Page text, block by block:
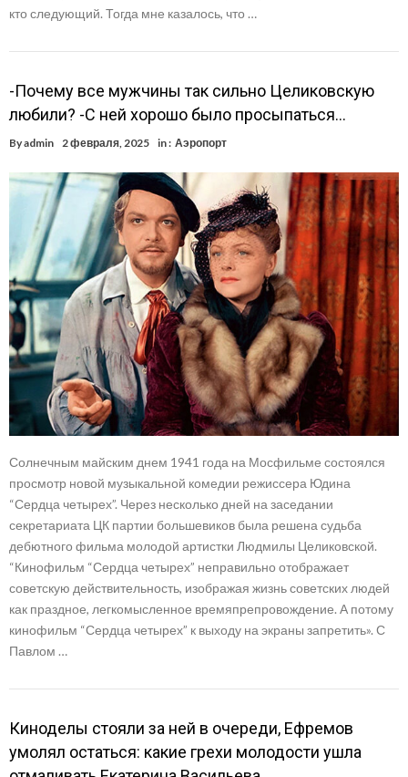
кто следующий. Тогда мне казалось, что …
-Почему все мужчины так сильно Целиковскую
любили? -С ней хорошо было просыпаться…
Byadmin 2 февраля, 2025 in : Аэропорт
Солнечным майским днем 1941 года на Мосфильме состоялся
просмотр новой музыкальной комедии режиссера Юдина
“Сердца четырех”. Через несколько дней на заседании
секретариата ЦК партии большевиков была решена судьба
дебютного фильма молодой артистки Людмилы Целиковской.
“Кинофильм “Сердца четырех” неправильно отображает
советскую действительность, изображая жизнь советских людей
как праздное, легкомысленное времяпрепровождение. А потому
кинофильм “Сердца четырех” к выходу на экраны запретить». С
Павлом …
Киноделы стояли за ней в очереди, Ефремов
умолял остаться: какие грехи молодости ушла